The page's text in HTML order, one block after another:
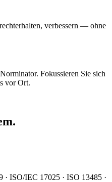
verbessern — ohne
Fokussieren Sie sich
vor Ort.
ISO/IEC 17025 · ISO 13485 ·